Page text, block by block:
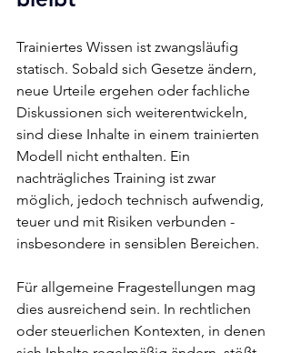
Trainiertes Wissen ist zwangsläufig
statisch. Sobald sich Gesetze ändern,
neue Urteile ergehen oder fachliche
Diskussionen sich weiterentwickeln,
sind diese Inhalte in einem trainierten
Modell nicht enthalten. Ein
nachträgliches Training ist zwar
möglich, jedoch technisch aufwendig,
teuer und mit Risiken verbunden -
insbesondere in sensiblen Bereichen.
Für allgemeine Fragestellungen mag
dies ausreichend sein. In rechtlichen
oder steuerlichen Kontexten, in denen